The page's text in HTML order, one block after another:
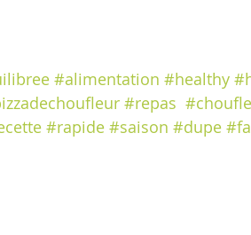
#alimentation #healthy
#repas
#rapide #saison #dupe